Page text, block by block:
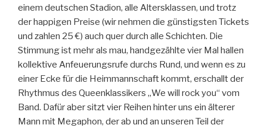
einem deutschen Stadion, alle Altersklassen, und trotz
der happigen Preise (wir nehmen die günstigsten Tickets
und zahlen 25 €) auch quer durch alle Schichten. Die
Stimmung ist mehr als mau, handgezählte vier Mal hallen
kollektive Anfeuerungsrufe durchs Rund, und wenn es zu
einer Ecke für die Heimmannschaft kommt, erschallt der
Rhythmus des Queenklassikers „We will rock you“ vom
Band. Dafür aber sitzt vier Reihen hinter uns ein älterer
Mann mit Megaphon, der ab und an unseren Teil der